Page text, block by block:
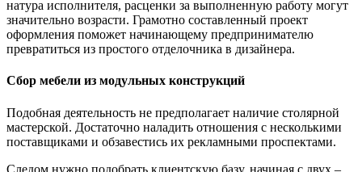
натура исполнителя, расценки за выполненную работу могут
значительно возрасти. Грамотно составленный проект
оформления поможет начинающему предпринимателю
превратиться из простого отделочника в дизайнера.
Сбор мебели из модульных конструкций
Подобная деятельность не предполагает наличие столярной
мастерской. Достаточно наладить отношения с несколькими
поставщиками и обзавестись их рекламными проспектами.
Следом нужно подобрать клиентскую базу, начиная с двух –